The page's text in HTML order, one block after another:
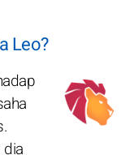
Leo?
dia